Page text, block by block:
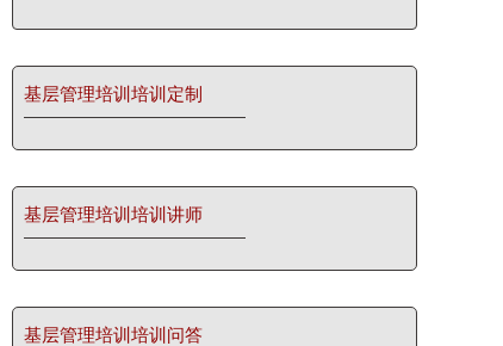
基层管理培训培训定制
基层管理培训培训讲师
基层管理培训培训问答